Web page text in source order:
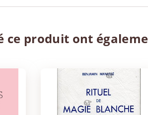
ce produit ont